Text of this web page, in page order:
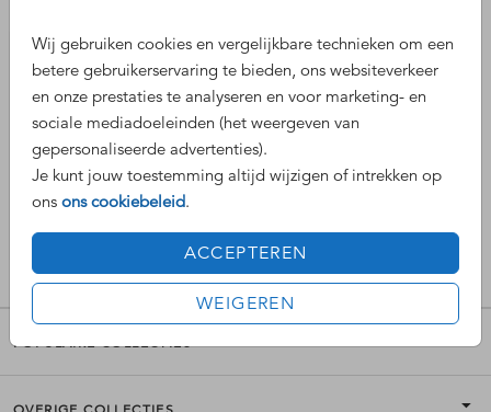
Wij gebruiken cookies en vergelijkbare technieken om een
betere gebruikerservaring te bieden, ons websiteverkeer
en onze prestaties te analyseren en voor marketing- en
sociale mediadoeleinden (het weergeven van
gepersonaliseerde advertenties).
Je kunt jouw toestemming altijd wijzigen of intrekken op
ons ons cookiebeleid.
ACCEPTEREN
WEIGEREN
wijnflesetiket
POPULAIRE COLLECTIES